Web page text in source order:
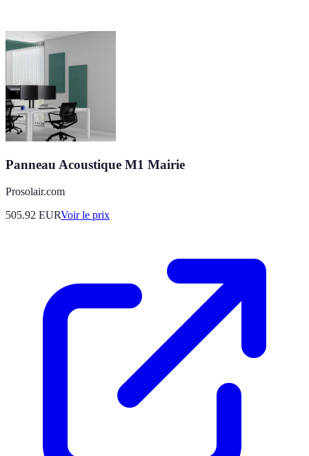
Panneau Acoustique M1 Mairie
Prosolair.com
505.92 EURVoir le prix